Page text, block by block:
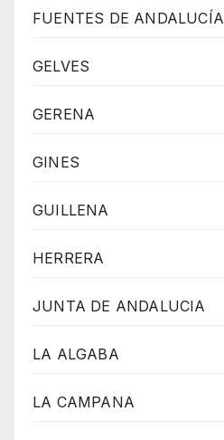
FUENTES DE ANDALUCÍA
GELVES
GERENA
GINES
GUILLENA
HERRERA
JUNTA DE ANDALUCIA
LA ALGABA
LA CAMPANA